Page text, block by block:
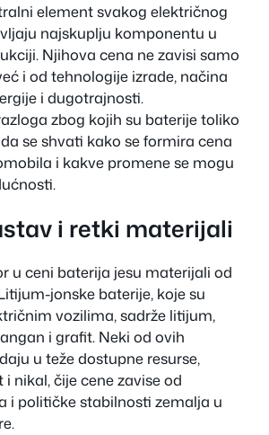
element svakog električnog
najskuplju komponentu u
Njihova cena ne zavisi samo
i od tehnologije izrade, načina
i dugotrajnosti.
zbog kojih su baterije toliko
se shvati kako se formira cena
i kakve promene se mogu
i retki materijali
u ceni baterija jesu materijali od
jonske baterije, koje su
vozilima, sadrže litijum,
i grafit. Neki od ovih
u teže dostupne resurse,
nikal, čije cene zavise od
i političke stabilnosti zemalja u